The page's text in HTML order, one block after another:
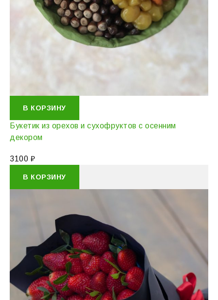
В КОРЗИНУ
Букетик из орехов и сухофруктов с осенним
декором
3100 ₽
В КОРЗИНУ